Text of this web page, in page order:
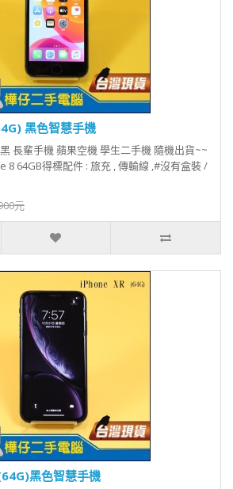
黑色智慧手機
長輩手機 蘋果空機 學生二手機 隨機出貨~~
8 64GB得標配件 : 旅充 , 傳輸線 ,#沒有盒裝 /
元
黑色智慧手機